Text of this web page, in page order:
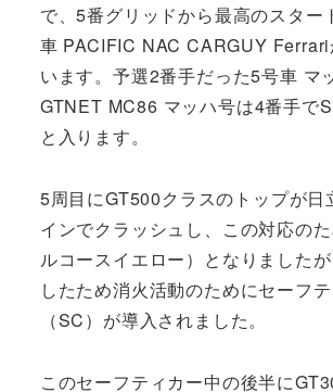
で、5番グリッドから最高のスター
車 PACIFIC NAC CARGUY Ferrari
います。予選2番手だった5号車 マ
GTNET MC86 マッハ号は4番手で
と入ります。
5周目にGT500クラスのトップが日
インでクラッシュし、この対応の
ルコースイエロー）となりました
したため消火活動のためにセーフ
（SC）が導入されました。
このセーフティカー中の後半に